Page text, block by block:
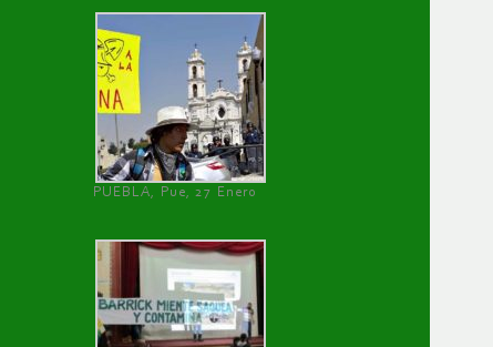
PUEBLA, Pue, 27 Enero